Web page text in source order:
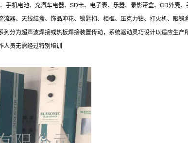
机电池、充汽车电器、SD卡、电子表、乐器、录影带盒、CD外壳
器、天线结盒、饰品冲花、锁匙扣、相框、压克力钻、打火机、眼
分为超声波焊接或热板焊接装置传动，系统驱动灵巧设计以适应生
人员无需经过特别培训